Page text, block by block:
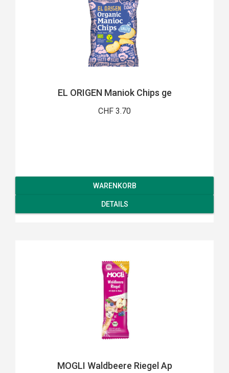
EL ORIGEN Maniok Chips ge
CHF 3.70
WARENKORB
DETAILS
MOGLI Waldbeere Riegel Ap